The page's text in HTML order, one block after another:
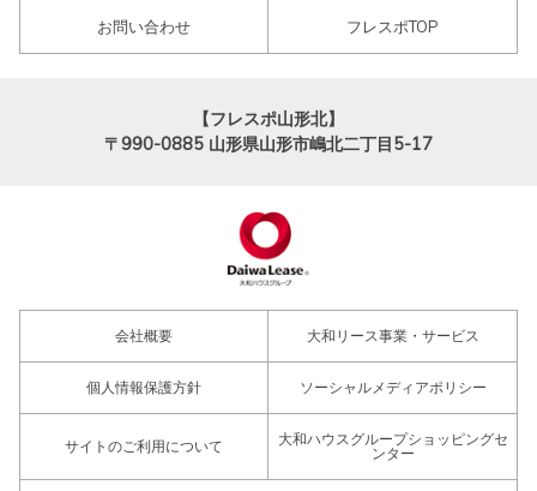
お問い合わせ フレスポTOP
【フレスポ山形北】
〒990-0885 山形県山形市嶋北二丁目5-17
会社概要 大和リース事業・サービス
個人情報保護方針 ソーシャルメディアポリシー
サイトのご利用について
大和ハウスグループショッピングセ
ンター